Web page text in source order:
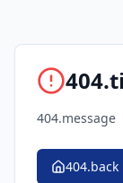
404.message
404.back